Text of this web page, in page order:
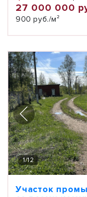
27 000 000
900 руб./м²
1/12
Участок